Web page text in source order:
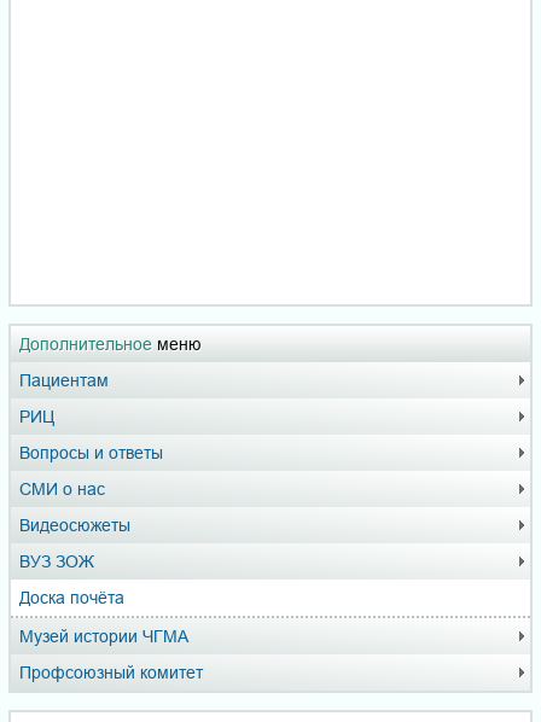
Дополнительное меню
Пациентам
РИЦ
Вопросы и ответы
СМИ о нас
Видеосюжеты
ВУЗ ЗОЖ
Доска почёта
Музей истории ЧГМА
Профсоюзный комитет